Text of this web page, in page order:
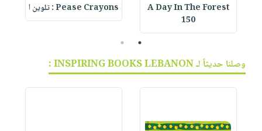
A Day In The Forest
150
Pease Crayons : تلوين ا
1
2
وصلنا حديثاً لـ INSPIRING BOOKS LEBANON :